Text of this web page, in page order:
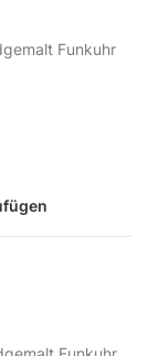
Funkuhr